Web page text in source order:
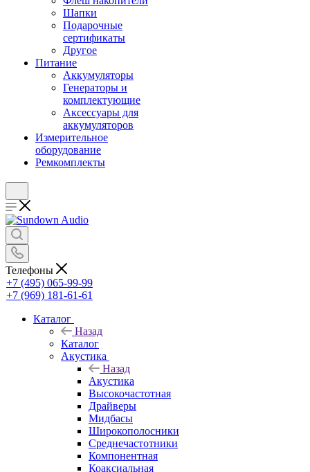
Шапки
Подарочные
сертификаты
Другое
Питание
Аккумуляторы
Генераторы и
комплектующие
Аксессуары для
аккумуляторов
Измерительное
оборудование
Ремкомплекты
Телефоны
+7 (495) 065-99-99
+7 (969) 181-61-61
Каталог
Назад
Каталог
Акустика
Назад
Акустика
Высокочастотная
Драйверы
Мидбасы
Широкополосники
Среднечастотники
Компонентная
Коаксиальная